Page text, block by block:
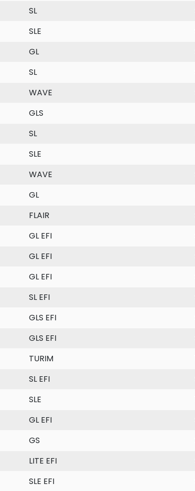
SL
SLE
GL
SL
WAVE
GLS
SL
SLE
WAVE
GL
FLAIR
GL EFI
GL EFI
GL EFI
SL EFI
GLS EFI
GLS EFI
TURIM
SL EFI
SLE
GL EFI
GS
LITE EFI
SLE EFI